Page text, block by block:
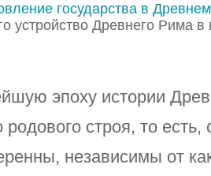
государства в
устройство Древнего Рима
эпоху истории
родового строя, то
независимы от